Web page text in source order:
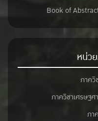
Book of
หน่ว
ภาควิ
ภาควิชาเศรษฐ
ภา